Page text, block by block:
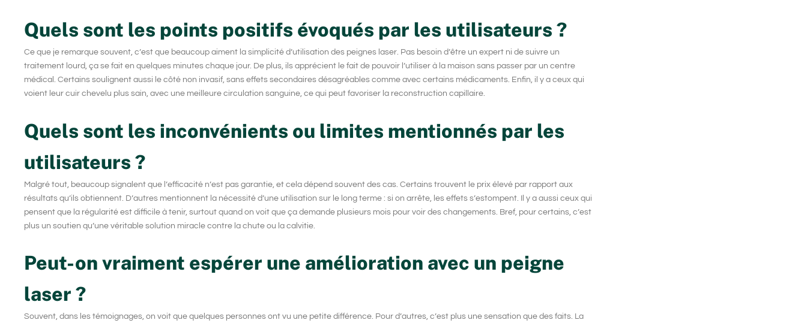
Quels sont les points positifs évoqués par les utilisateurs ?
Ce que je remarque souvent, c’est que beaucoup aiment la simplicité d’utilisation des peignes laser. Pas besoin d’être un expert ni de suivre un
traitement lourd, ça se fait en quelques minutes chaque jour. De plus, ils apprécient le fait de pouvoir l’utiliser à la maison sans passer par un centre
médical. Certains soulignent aussi le côté non invasif, sans effets secondaires désagréables comme avec certains médicaments. Enfin, il y a ceux qui
voient leur cuir chevelu plus sain, avec une meilleure circulation sanguine, ce qui peut favoriser la reconstruction capillaire.
Quels sont les inconvénients ou limites mentionnés par les
utilisateurs ?
Malgré tout, beaucoup signalent que l’efficacité n’est pas garantie, et cela dépend souvent des cas. Certains trouvent le prix élevé par rapport aux
résultats qu’ils obtiennent. D’autres mentionnent la nécessité d’une utilisation sur le long terme : si on arrête, les effets s’estompent. Il y a aussi ceux qui
pensent que la régularité est difficile à tenir, surtout quand on voit que ça demande plusieurs mois pour voir des changements. Bref, pour certains, c’est
plus un soutien qu’une véritable solution miracle contre la chute ou la calvitie.
Peut-on vraiment espérer une amélioration avec un peigne
laser ?
Souvent, dans les témoignages, on voit que quelques personnes ont vu une petite différence. Pour d’autres, c’est plus une sensation que des faits. La